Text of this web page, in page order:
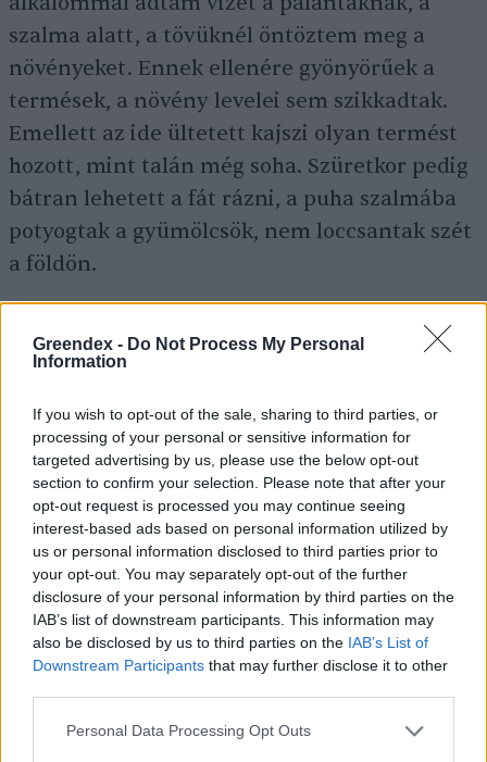
Greendex - Do Not Process My Personal
Information
If you wish to opt-out of the sale, sharing to third parties, or
processing of your personal or sensitive information for
targeted advertising by us, please use the below opt-out
section to confirm your selection. Please note that after your
opt-out request is processed you may continue seeing
interest-based ads based on personal information utilized by
us or personal information disclosed to third parties prior to
your opt-out. You may separately opt-out of the further
disclosure of your personal information by third parties on the
IAB’s list of downstream participants. This information may
also be disclosed by us to third parties on the IAB’s List of
Downstream Participants that may further disclose it to other
Personal Data Processing Opt Outs
szalma alatt, a tövüknél öntöztem meg a
növényeket. Ennek ellenére gyönyörűek a
termések, a növény levelei sem szikkadtak.
Emellett az ide ültetett kajszi olyan termést
hozott, mint talán még soha. Szüretkor pedig
bátran lehetett a fát rázni, a puha szalmába
potyogtak a gyümölcsök, nem loccsantak szét
a földön.
Amire nem számítottam: úgy tűnik, a
mélymulcsban kiváló otthonra leltek a
számomra rettenetes cselőpókok. Tízesével
látom őket elfutni a szalmán. Eleve nem
finoman fogalmaztam), mondhatom,